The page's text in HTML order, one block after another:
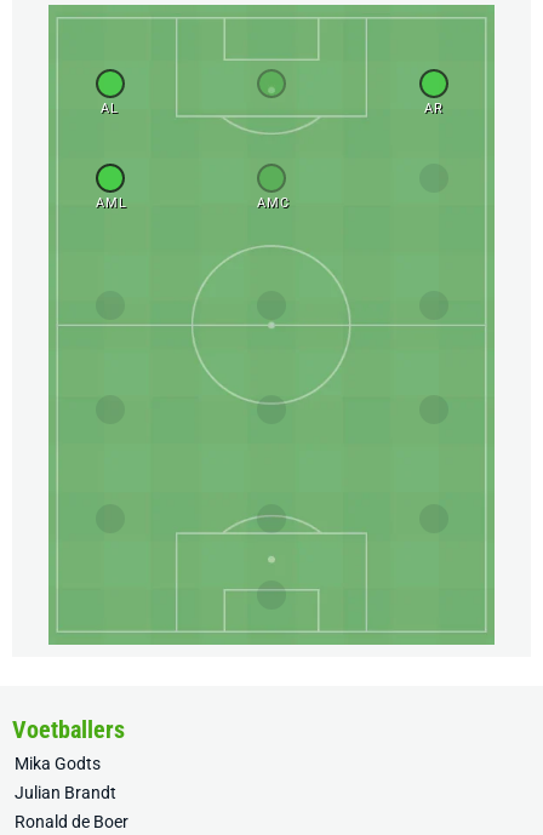
AL AR
AML AMC
Voetballers
Mika Godts
Julian Brandt
Ronald de Boer